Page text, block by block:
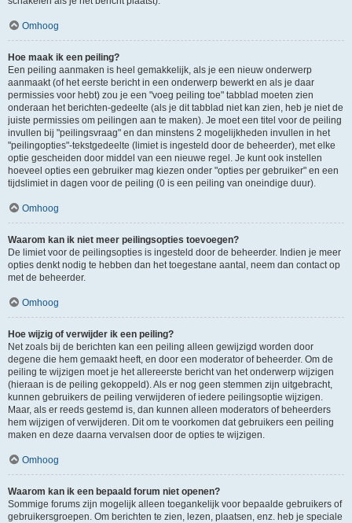
Omhoog
Hoe maak ik een peiling?
Een peiling aanmaken is heel gemakkelijk, als je een nieuw onderwerp
aanmaakt (of het eerste bericht in een onderwerp bewerkt en als je daar
permissies voor hebt) zou je een "voeg peiling toe" tabblad moeten zien
onderaan het berichten-gedeelte (als je dit tabblad niet kan zien, heb je niet de
juiste permissies om peilingen aan te maken). Je moet een titel voor de peiling
invullen bij "peilingsvraag" en dan minstens 2 mogelijkheden invullen in het
"peilingopties"-tekstgedeelte (limiet is ingesteld door de beheerder), met elke
optie gescheiden door middel van een nieuwe regel. Je kunt ook instellen
hoeveel opties een gebruiker mag kiezen onder "opties per gebruiker" en een
tijdslimiet in dagen voor de peiling (0 is een peiling van oneindige duur).
Omhoog
Waarom kan ik niet meer peilingsopties toevoegen?
De limiet voor de peilingsopties is ingesteld door de beheerder. Indien je meer
opties denkt nodig te hebben dan het toegestane aantal, neem dan contact op
met de beheerder.
Omhoog
Hoe wijzig of verwijder ik een peiling?
Net zoals bij de berichten kan een peiling alleen gewijzigd worden door
degene die hem gemaakt heeft, en door een moderator of beheerder. Om de
peiling te wijzigen moet je het allereerste bericht van het onderwerp wijzigen
(hieraan is de peiling gekoppeld). Als er nog geen stemmen zijn uitgebracht,
kunnen gebruikers de peiling verwijderen of iedere peilingsoptie wijzigen.
Maar, als er reeds gestemd is, dan kunnen alleen moderators of beheerders
hem wijzigen of verwijderen. Dit om te voorkomen dat gebruikers een peiling
maken en deze daarna vervalsen door de opties te wijzigen.
Omhoog
Waarom kan ik een bepaald forum niet openen?
Sommige forums zijn mogelijk alleen toegankelijk voor bepaalde gebruikers of
gebruikersgroepen. Om berichten te zien, lezen, plaatsen, enz. heb je speciale